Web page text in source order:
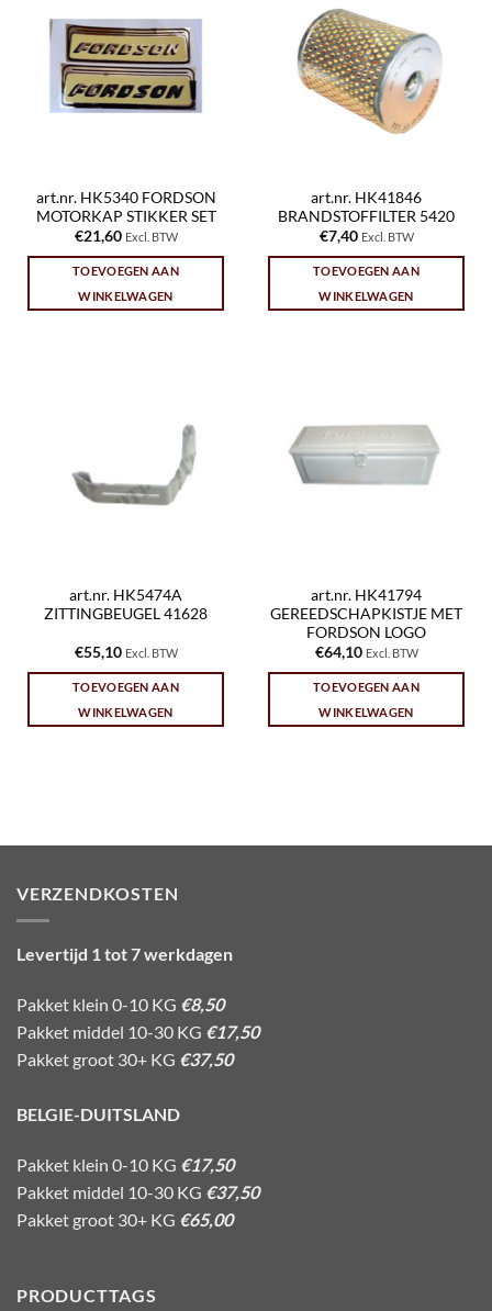
art.nr. HK5340 FORDSON
MOTORKAP STIKKER SET
€21,60 Excl. BTW
TOEVOEGEN AAN
WINKELWAGEN
art.nr. HK41846
BRANDSTOFFILTER 5420
€7,40 Excl. BTW
TOEVOEGEN AAN
WINKELWAGEN
art.nr. HK5474A
ZITTINGBEUGEL 41628
€55,10 Excl. BTW
TOEVOEGEN AAN
WINKELWAGEN
art.nr. HK41794
GEREEDSCHAPKISTJE MET
FORDSON LOGO
€64,10 Excl. BTW
TOEVOEGEN AAN
WINKELWAGEN
VERZENDKOSTEN
Levertijd 1 tot 7 werkdagen
Pakket klein 0-10 KG €8,50
Pakket middel 10-30 KG €17,50
Pakket groot 30+ KG €37,50
BELGIE-DUITSLAND
Pakket klein 0-10 KG €17,50
Pakket middel 10-30 KG €37,50
Pakket groot 30+ KG €65,00
PRODUCTTAGS